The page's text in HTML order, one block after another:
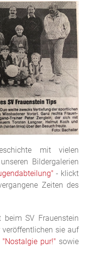
mit vielen
Bildergalerien
- klickt
Zeiten des
SV Frauenstein
sie auf
"Nostalgie pur!" sowie